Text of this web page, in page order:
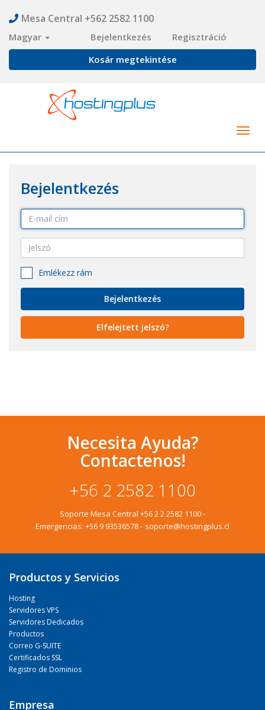
Mesa Central +562 2582 1100
Magyar Bejelentkezés
Regisztráció
Kosár megtekintése
Bejelentkezés
Emlékezz rám
Elfelejtett jelszó?
Necesita Ayuda?
Contactenos!
+56 2 2582 1100
Soporte Mesa Central +56 2 2 2582 1100-
Emergencias: +56 9 93536578- soporte@hostingplus.cl
Productos y Servicios
Hosting
Servidores VPS
Servidores Dedicados
Productos
Correo G-SUITE
Certificados SSL
Registro de Dominios
Empresa